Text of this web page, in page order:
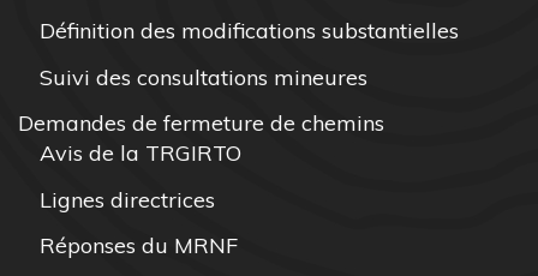
Définition des modifications substantielles
Suivi des consultations mineures
Demandes de fermeture de chemins
Avis de la TRGIRTO
Lignes directrices
Réponses du MRNF